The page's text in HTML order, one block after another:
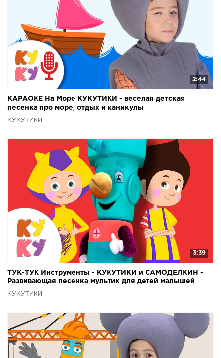
2:44
КАРАОКЕ На Море КУКУТИКИ - веселая детская
песенка про море, отдых и каникулы
КУКУТИКИ
3:39
ТУК-ТУК Инструменты - КУКУТИКИ и САМОДЕЛКИН -
Развивающая песенка мультик для детей малышей
КУКУТИКИ